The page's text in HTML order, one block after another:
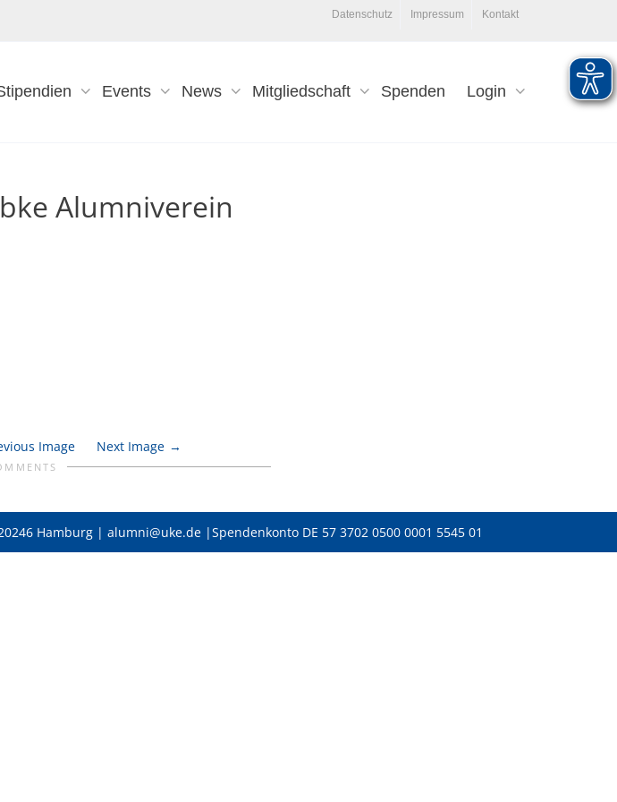
Datenschutz Impressum Kontakt
Events News Mitgliedschaft Spenden Login
Alumniverein
Image Next Image
Hamburg | alumni@uke.de |Spendenkonto DE 57 3702 0500 0001 5545 01